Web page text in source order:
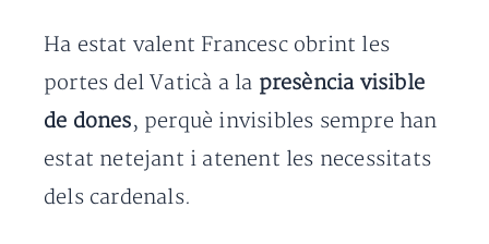
Ha estat valent Francesc obrint les
portes del Vaticà a la presència visible
de dones, perquè invisibles sempre han
estat netejant i atenent les necessitats
dels cardenals.